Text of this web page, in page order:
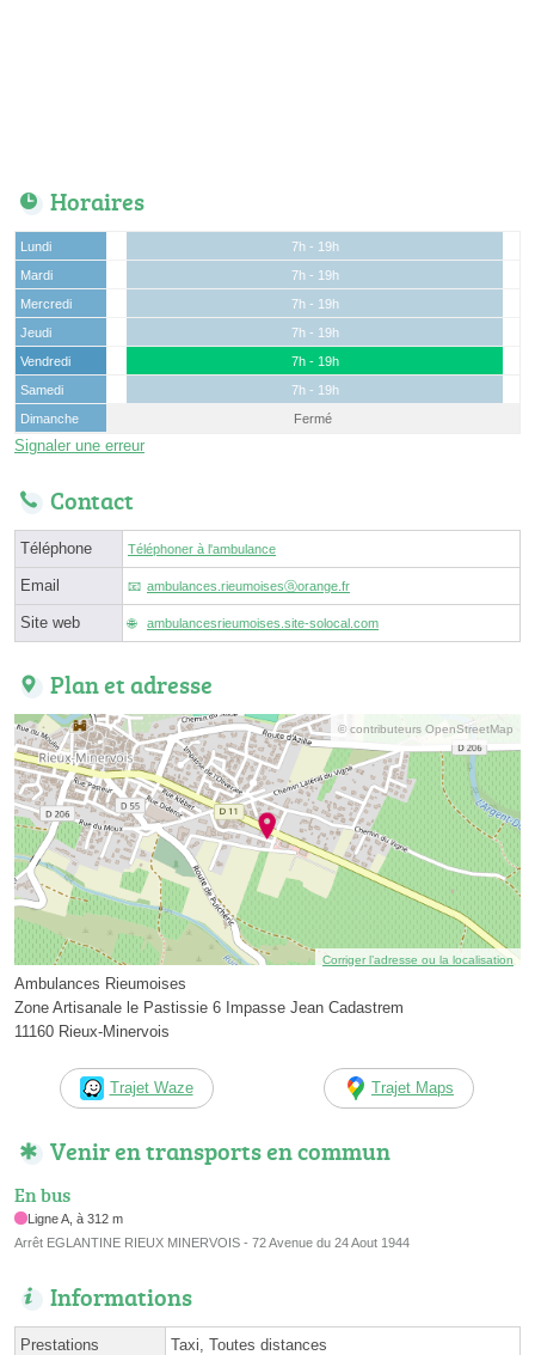
Horaires
Lundi
7h - 19h
Mardi
7h - 19h
Mercredi
7h - 19h
Jeudi
7h - 19h
Vendredi
7h - 19h
Samedi
7h - 19h
Dimanche
Fermé
Signaler une erreur
Contact
Téléphone Téléphoner à l'ambulance
Email ambulances.rieumoisesⓐorange.fr
Site web ambulancesrieumoises.site-solocal.com
Plan et adresse
© contributeurs OpenStreetMap
Corriger l’adresse ou la localisation
Ambulances Rieumoises
Zone Artisanale le Pastissie 6 Impasse Jean Cadastrem
11160 Rieux-Minervois
Trajet Waze Trajet Maps
Venir en transports en commun
En bus
Ligne A, à 312 m
Arrêt EGLANTINE RIEUX MINERVOIS - 72 Avenue du 24 Aout 1944
Informations
Prestations Taxi, Toutes distances